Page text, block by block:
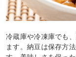
冷蔵庫や冷凍庫でも
ます。納豆は保存方